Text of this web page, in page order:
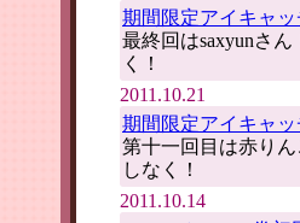
期間限定アイキャ
最終回はsaxyunさ
く！
2011.10.21
期間限定アイキャ
第十一回目は赤り
しなく！
2011.10.14